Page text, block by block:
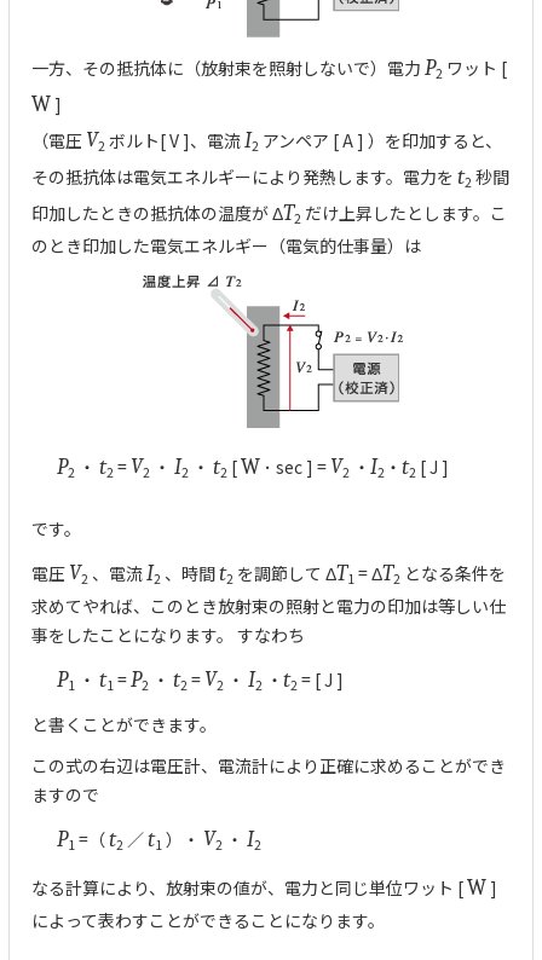
一方、その抵抗体に（放射束を照射しないで）電力 P2 ワット [
W ]
（電圧 V2 ボルト[ V ]、電流 I2 アンペア [ A ] ）を印加すると、
その抵抗体は電気エネルギーにより発熱します。電力を t2 秒間
印加したときの抵抗体の温度が ΔT2 だけ上昇したとします。こ
のとき印加した電気エネルギー（電気的仕事量）は
P2 ・ t2 = V2 ・ I2 ・ t2 [W ･ sec ] = V2 ・ I2 ・ t2 [ J ]
です。
電圧 V2 、電流 I2 、時間t2 を調節して ΔT1 = ΔT2 となる条件を
求めてやれば、このとき放射束の照射と電力の印加は等しい仕
事をしたことになります。 すなわち
P1 ・ t1 = P2 ・ t2 = V2 ・ I2 ・ t2 = [ J ]
と書くことができます。
この式の右辺は電圧計、電流計により正確に求めることができ
ますので
P1 =（t2 ／t1 ）・ V2 ・ I2
なる計算により、放射束の値が、電力と同じ単位ワット [W ]
によって表わすことができることになります。